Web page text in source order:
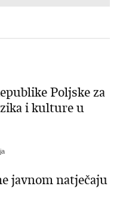
Poljske za
i kulture u
javnom natječaju